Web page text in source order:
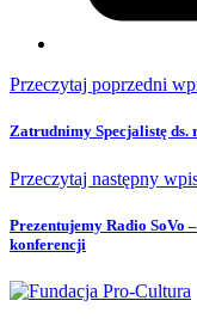
Przeczytaj poprzedni
Zatrudnimy Specjalistę
Przeczytaj następny
Prezentujemy Radio SoVo
konferencji